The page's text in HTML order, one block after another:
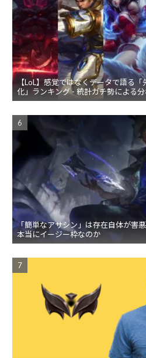
【LoL】感覚ではなくデータで語る
化」ランキング - 統計ガチ勢による
「簡単なアサシン」は存在自体が害
本当にイージー枠なのか